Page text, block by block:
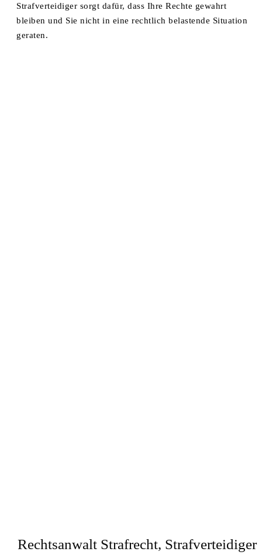
Strafverteidiger sorgt dafür, dass Ihre Rechte gewahrt
bleiben und Sie nicht in eine rechtlich belastende Situation
geraten.
Rechtsanwalt Strafrecht, Strafverteidiger